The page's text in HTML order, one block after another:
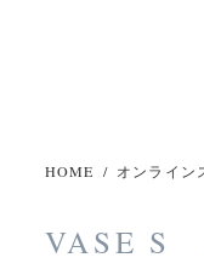
HOME / オンライン
VASE S